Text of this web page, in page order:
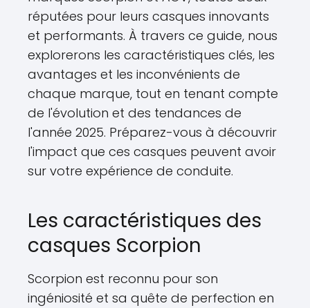
réputées pour leurs casques innovants
et performants. À travers ce guide, nous
explorerons les caractéristiques clés, les
avantages et les inconvénients de
chaque marque, tout en tenant compte
de l'évolution et des tendances de
l'année 2025. Préparez-vous à découvrir
l'impact que ces casques peuvent avoir
sur votre expérience de conduite.
Les caractéristiques des
casques Scorpion
Scorpion est reconnu pour son
ingéniosité et sa quête de perfection en